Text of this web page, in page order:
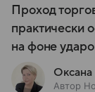
Проход
практически
на фоне
Оксана
Автор